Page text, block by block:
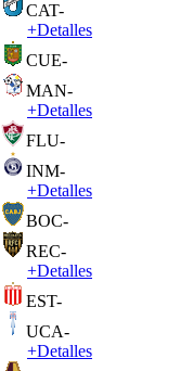
CAT-
+Detalles
CUE-
MAN-
+Detalles
FLU-
INM-
+Detalles
BOC-
REC-
+Detalles
EST-
UCA-
+Detalles